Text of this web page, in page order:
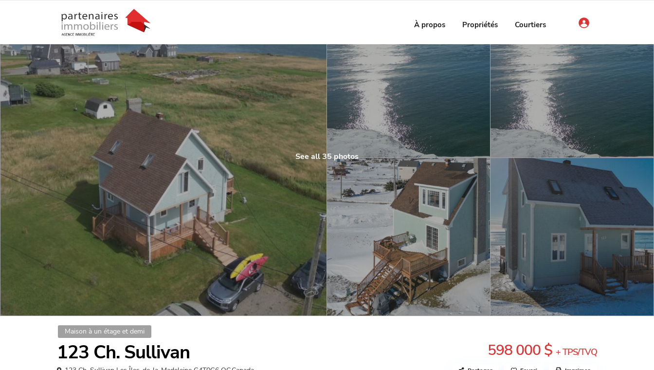
À propos Propriétés Courtiers
See all 35 photos
Maison à un étage et demi
123 Ch. Sullivan 598 000 $ + TPS/TVQ